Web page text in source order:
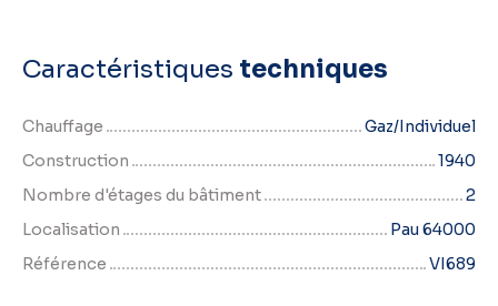
Caractéristiques techniques
Chauffage
Gaz/Individuel
Construction
1940
Nombre d'étages du bâtiment
2
Localisation
Pau 64000
Référence
VI689